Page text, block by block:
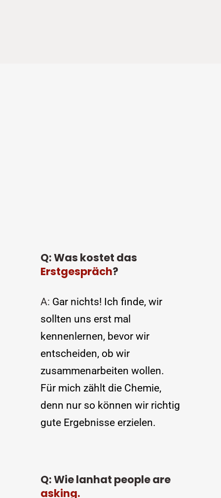
Q:
Erstgespräch?
A: Gar nichts! Ich finde, wir
sollten uns erst mal
kennenlernen, bevor wir
entscheiden, ob wir
zusammenarbeiten wollen.
Für mich zählt die Chemie,
denn nur so können wir richtig
gute Ergebnisse erzielen.
asking.